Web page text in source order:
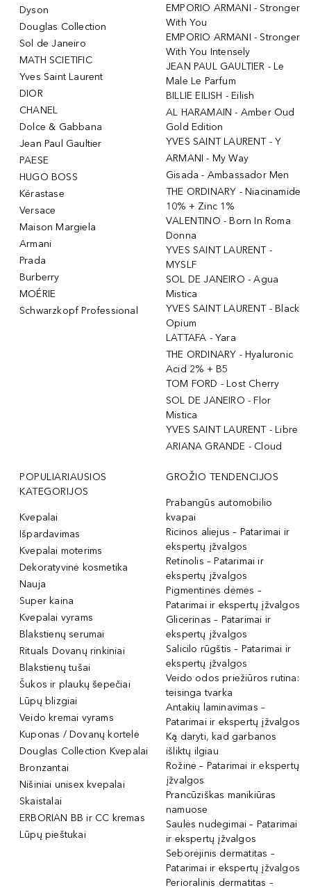
Dyson
Douglas Collection
Sol de Janeiro
MATH SCIETIFIC
Yves Saint Laurent
DIOR
CHANEL
Dolce & Gabbana
Jean Paul Gaultier
PAESE
HUGO BOSS
Kérastase
Versace
Maison Margiela
Armani
Prada
Burberry
MOÉRIE
Schwarzkopf Professional
EMPORIO ARMANI - Stronger
With You
EMPORIO ARMANI - Stronger
With You Intensely
JEAN PAUL GAULTIER - Le
Male Le Parfum
BILLIE EILISH - Eilish
AL HARAMAIN - Amber Oud
Gold Edition
YVES SAINT LAURENT - Y
ARMANI - My Way
Gisada - Ambassador Men
THE ORDINARY - Niacinamide
10% + Zinc 1%
VALENTINO - Born In Roma
Donna
YVES SAINT LAURENT -
MYSLF
SOL DE JANEIRO - Agua
Mistica
YVES SAINT LAURENT - Black
Opium
LATTAFA - Yara
THE ORDINARY - Hyaluronic
Acid 2% + B5
TOM FORD - Lost Cherry
SOL DE JANEIRO - Flor
Mistica
YVES SAINT LAURENT - Libre
ARIANA GRANDE - Cloud
POPULIARIAUSIOS
KATEGORIJOS
Kvepalai
Išpardavimas
Kvepalai moterims
Dekoratyvinė kosmetika
Nauja
Super kaina
Kvepalai vyrams
Blakstienų serumai
Rituals Dovanų rinkiniai
Blakstienų tušai
Šukos ir plaukų šepečiai
Lūpų blizgiai
Veido kremai vyrams
Kuponas / Dovanų kortelė
Douglas Collection Kvepalai
Bronzantai
Nišiniai unisex kvepalai
Skaistalai
ERBORIAN BB ir CC kremas
Lūpų pieštukai
GROŽIO TENDENCIJOS
Prabangūs automobilio
kvapai
Ricinos aliejus – Patarimai ir
ekspertų įžvalgos
Retinolis – Patarimai ir
ekspertų įžvalgos
Pigmentinės dėmės –
Patarimai ir ekspertų įžvalgos
Glicerinas – Patarimai ir
ekspertų įžvalgos
Salicilo rūgštis – Patarimai ir
ekspertų įžvalgos
Veido odos priežiūros rutina:
teisinga tvarka
Antakių laminavimas –
Patarimai ir ekspertų įžvalgos
Ką daryti, kad garbanos
išliktų ilgiau
Rožinė – Patarimai ir ekspertų
įžvalgos
Prancūziškas manikiūras
namuose
Saulės nudegimai – Patarimai
ir ekspertų įžvalgos
Seborėjinis dermatitas –
Patarimai ir ekspertų įžvalgos
Perioralinis dermatitas –